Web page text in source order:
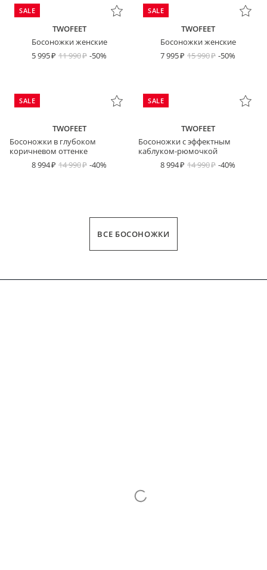
SALE
TWOFEET
Босоножки женские
5 995
11 990 -50%
SALE
TWOFEET
Босоножки женские
7 995
15 990 -50%
SALE
TWOFEET
Босоножки в глубоком
коричневом оттенке
8 994
14 990 -40%
SALE
TWOFEET
Босоножки с эффектным
каблуком-рюмочкой
8 994
14 990 -40%
ВСЕ БОСОНОЖКИ